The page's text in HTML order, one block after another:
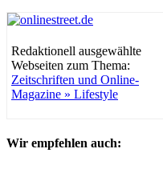
Redaktionell ausgewählte
Webseiten zum Thema:
Zeitschriften und Online-
Magazine » Lifestyle
Wir empfehlen auch: